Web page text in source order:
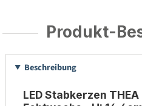
Produkt-
Beschreibung
LED Stabkerzen